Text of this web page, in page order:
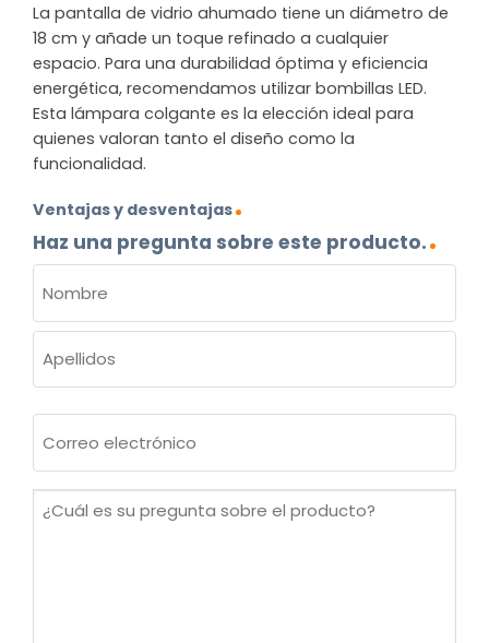
La pantalla de vidrio ahumado tiene un diámetro de
18 cm y añade un toque refinado a cualquier
espacio. Para una durabilidad óptima y eficiencia
energética, recomendamos utilizar bombillas LED.
Esta lámpara colgante es la elección ideal para
quienes valoran tanto el diseño como la
funcionalidad.
Ventajas y desventajas
Haz una pregunta sobre este producto.
(OBLIGATORIO)
Nombre
electrónico
¿Cuál